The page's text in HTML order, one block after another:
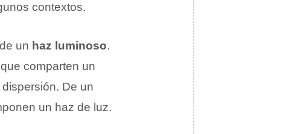
contextos.
un haz luminoso.
comparten un
De un
un haz de luz.